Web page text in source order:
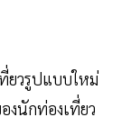
ยวรูปแบบใหม่
งนักท่องเที่ยว